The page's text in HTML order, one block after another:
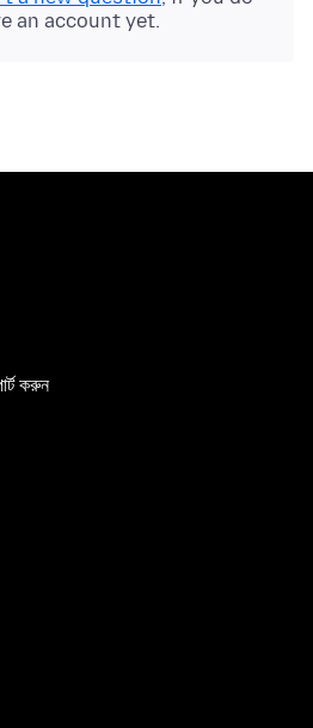
an account yet.
করুন